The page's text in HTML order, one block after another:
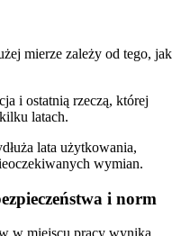
mierze zależy od tego, jak
i ostatnią rzeczą, której
latach.
lata użytkowania,
wymian.
i norm